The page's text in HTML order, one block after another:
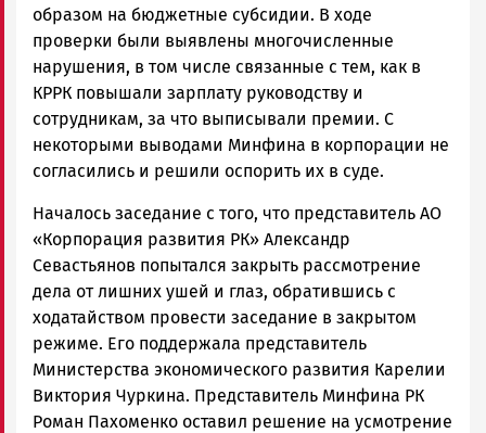
образом на бюджетные субсидии. В ходе
проверки были выявлены многочисленные
нарушения, в том числе связанные с тем, как в
КРРК повышали зарплату руководству и
сотрудникам, за что выписывали премии. С
некоторыми выводами Минфина в корпорации не
согласились и решили оспорить их в суде.
Началось заседание с того, что представитель АО
«Корпорация развития РК» Александр
Севастьянов попытался закрыть рассмотрение
дела от лишних ушей и глаз, обратившись с
ходатайством провести заседание в закрытом
режиме. Его поддержала представитель
Министерства экономического развития Карелии
Виктория Чуркина. Представитель Минфина РК
Роман Пахоменко оставил решение на усмотрение